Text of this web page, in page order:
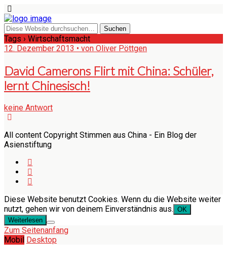
Tags › Wirtschaftsmacht
12. Dezember 2013 • von Oliver Pöttgen
David Camerons Flirt mit China: Schüler,
lernt Chinesisch!
keine Antwort
All content Copyright Stimmen aus China - Ein Blog der
Asienstiftung
Diese Website benutzt Cookies. Wenn du die Website weiter
nutzt, gehen wir von deinem Einverständnis aus. OK
Weiterlesen
Zum Seitenanfang
Mobil Desktop